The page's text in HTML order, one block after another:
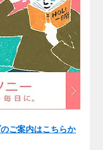
ご案内はこちらか